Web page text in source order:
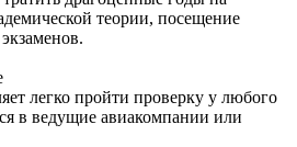
теории, посещение
легко пройти проверку у любого
в ведущие авиакомпании или